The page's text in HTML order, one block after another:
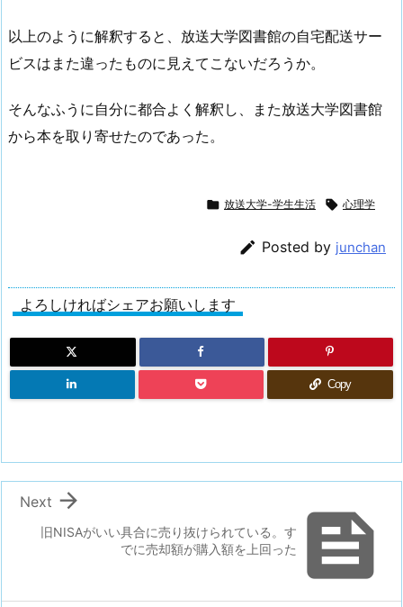
以上のように解釈すると、放送大学図書館の自宅配送サー
ビスはまた違ったものに見えてこないだろうか。
そんなふうに自分に都合よく解釈し、また放送大学図書館
から本を取り寄せたのであった。
 放送大学-学生生活  心理学
 Posted by junchan
よろしければシェアお願いします
Copy

旧NISAがいい具合に売り抜けられている。す
でに売却額が購入額を上回った

Next